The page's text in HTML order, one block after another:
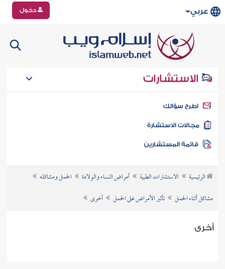
عربي دخول
الاستشارات
سؤالك
الاستشارة
الرئيسية الاستشارات الطبية أمراض النساء والولادة
الحمل ومشاكله
مشاكل أثناء الحمل
تأثير الأمراض على الحمل أخرى
أخرى